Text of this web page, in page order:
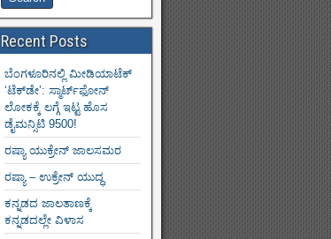
Recent Posts
ಬೆಂಗಳೂರಿನಲ್ಲಿ ಮೀಡಿಯಾಟೆಕ್‌
‘ಟೆಕ್‌ಡೇ’: ಸ್ಮಾರ್ಟ್‌ಫೋನ್
ಲೋಕಕ್ಕೆ ಲಗ್ಗೆ ಇಟ್ಟ ಹೊಸ
ಡೈಮನ್ಸಿಟಿ 9500!
ರಷ್ಯಾ ಯುಕ್ರೇನ್ ಜಾಲಸಮರ
ರಷ್ಯಾ – ಉಕ್ರೇನ್ ಯುದ್ಧ
ಕನ್ನಡದ ಜಾಲತಾಣಕ್ಕೆ
ಕನ್ನಡದಲ್ಲೇ ವಿಳಾಸ